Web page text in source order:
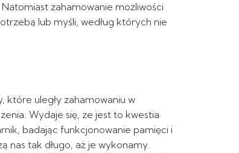
zahamowanie możliwości
lub myśli, według których nie
które uległy zahamowaniu w
Wydaje się, ze jest to kwestia
badając funkcjonowanie pamięci i
nas tak długo, aż je wykonamy.